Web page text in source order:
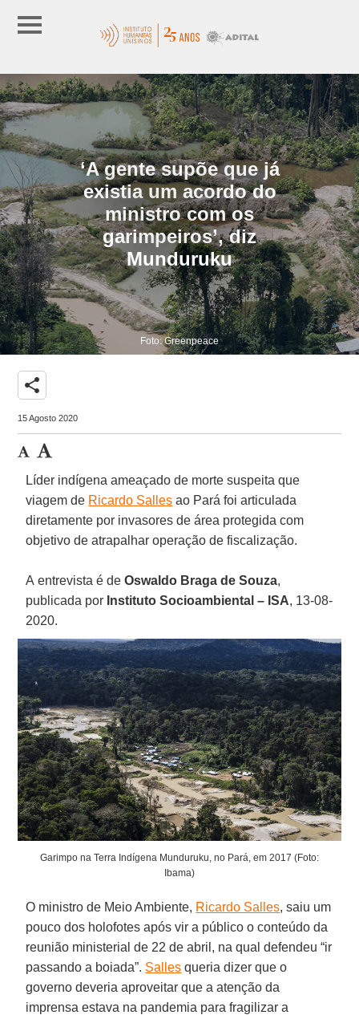
‘A gente supõe que já
existia um acordo do
ministro com os
garimpeiros’, diz
Munduruku
Foto: Greenpeace
share
15 Agosto 2020
Líder indígena ameaçado de morte suspeita que
viagem de Ricardo Salles ao Pará foi articulada
diretamente por invasores de área protegida com
objetivo de atrapalhar operação de fiscalização.
A entrevista é deOswaldo Braga de Souza,
publicada por Instituto Socioambiental – ISA, 13-08-
2020.
Garimpo na Terra Indígena Munduruku, no Pará, em 2017 (Foto:
Ibama)
O ministro de Meio Ambiente, Ricardo Salles, saiu um
pouco dos holofotes após vir a público o conteúdo da
reunião ministerial de 22 de abril, na qual defendeu “ir
passando a boiada”. Salles queria dizer que o
governo deveria aproveitar que a atenção da
imprensa estava na pandemia para fragilizar a